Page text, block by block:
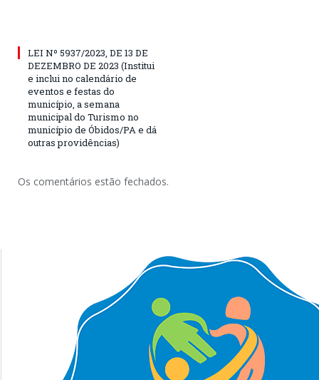
LEI Nº 5937/2023, DE 13 DE
DEZEMBRO DE 2023 (Institui
e inclui no calendário de
eventos e festas do
município, a semana
municipal do Turismo no
município de Óbidos/PA e dá
outras providências)
Os comentários estão fechados.